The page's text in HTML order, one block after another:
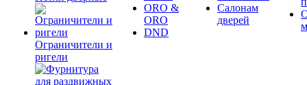
Ограничители и
ригели
ORO &
ORO
DND
Салонам
дверей